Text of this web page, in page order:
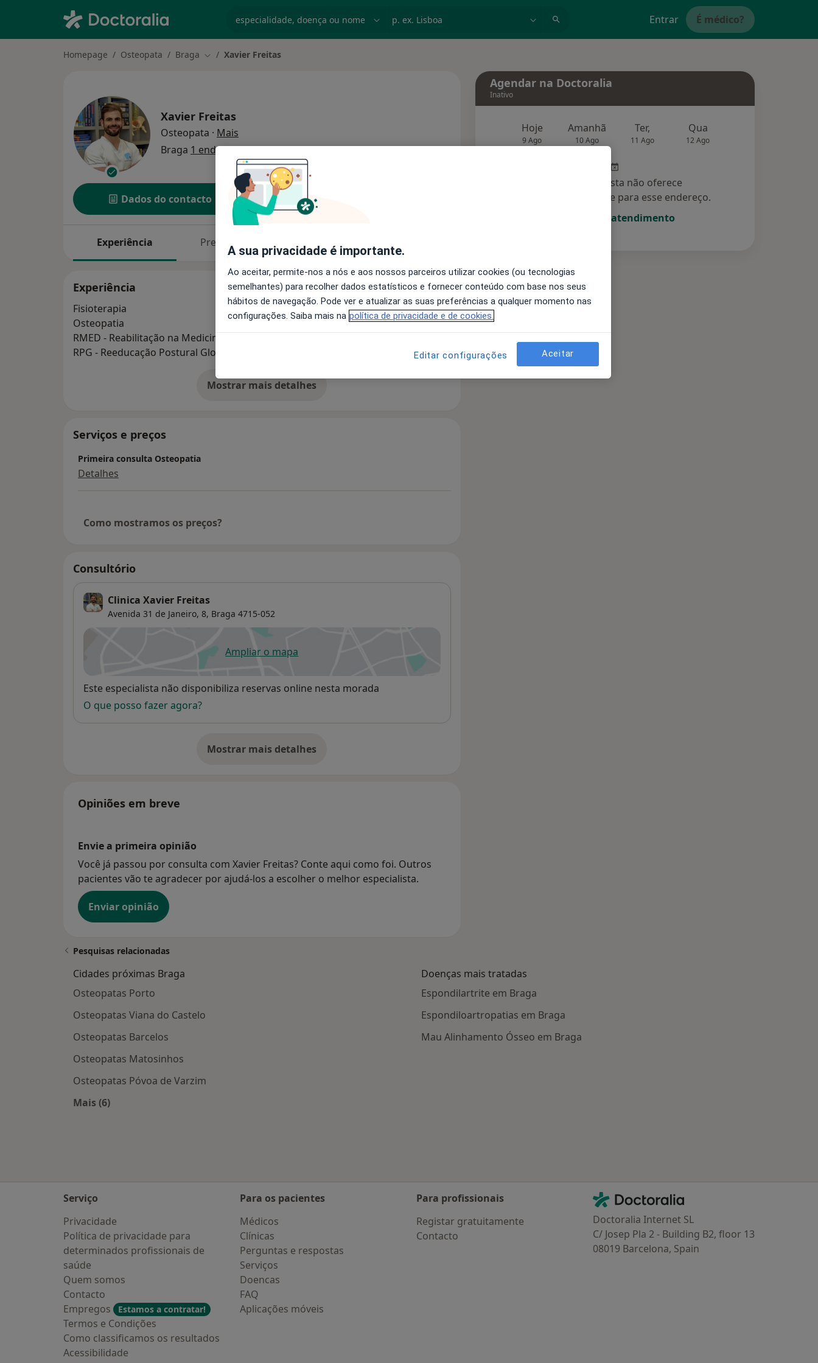
Entrar É médico?
Homepage Osteopata Braga Mudar de cidade
Xavier Freitas
Xavier Freitas
Osteopata · Mais
Braga 1 endereço
Dados do contacto Solicite um atendimento
Experiência Preços
Experiência
Fisioterapia
Osteopatia
RMED - Reabilitação na Medicina do Exercício e do Deporto
RPG - Reeducação Postural Global
Mostrar mais detalhes
sobre a experiência
Serviços e preços
Primeira consulta Osteopatia
Detalhes
Como mostramos os preços?
Consultório
Clinica Xavier Freitas
Avenida 31 de Janeiro, 8, Braga 4715-052
Ampliar o mapaabre num novo separador
Disponibilidade
Este especialista não disponibiliza reservas online nesta morada
O que posso fazer agora?
Mostrar mais detalhes
sobre o endereço
Opiniões em breve
Envie a primeira opinião
Você já passou por consulta com Xavier Freitas? Conte aqui como foi. Outros
pacientes vão te agradecer por ajudá-los a escolher o melhor especialista.
Enviar opinião
Agendar na Doctoralia
Inativo
Hoje
9 Ago
Amanhã
10 Ago
Ter,
11 Ago
Qua
12 Ago
Esse especialista não oferece
agendamento online para esse endereço.
Solicite um atendimento
Pesquisas relacionadas
Cidades próximas Braga
Osteopatas Porto
Osteopatas Viana do Castelo
Osteopatas Barcelos
Osteopatas Matosinhos
Osteopatas Póvoa de Varzim
Mais (6)
Doenças mais tratadas
Espondilartrite em Braga
Espondiloartropatias em Braga
Mau Alinhamento Ósseo em Braga
Serviço
Privacidade
Política de privacidade para
determinados profissionais de
saúde
Quem somos
Contacto
Empregos
Estamos a contratar!
Termos e Condições
Como classificamos os resultados
Acessibilidade
Para os pacientes
Médicos
Clínicas
Perguntas e respostas
Serviços
Doencas
FAQ
Aplicações móveis
Para profissionais
Registar gratuitamente
Contacto
Contacto
Doctoralia - Homepage
Doctoralia Internet SL
C/ Josep Pla 2 - Building B2, floor 13
08019 Barcelona, Spain
A sua privacidade é importante.
Ao aceitar, permite-nos a nós e aos nossos parceiros utilizar cookies (ou tecnologias
semelhantes) para recolher dados estatísticos e fornecer conteúdo com base nos seus
hábitos de navegação. Pode ver e atualizar as suas preferências a qualquer momento nas
configurações. Saiba mais na política de privacidade e de cookies.
Editar configurações Aceitar